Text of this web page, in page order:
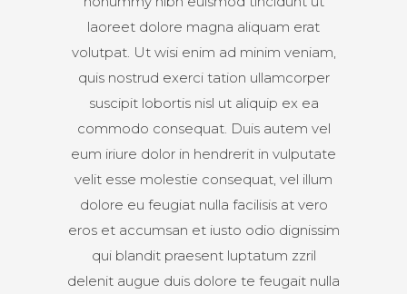
laoreet dolore magna aliquam erat
volutpat. Ut wisi enim ad minim veniam,
quis nostrud exerci tation ullamcorper
suscipit lobortis nisl ut aliquip ex ea
commodo consequat. Duis autem vel
eum iriure dolor in hendrerit in vulputate
velit esse molestie consequat, vel illum
dolore eu feugiat nulla facilisis at vero
eros et accumsan et iusto odio dignissim
qui blandit praesent luptatum zzril
delenit augue duis dolore te feugait nulla